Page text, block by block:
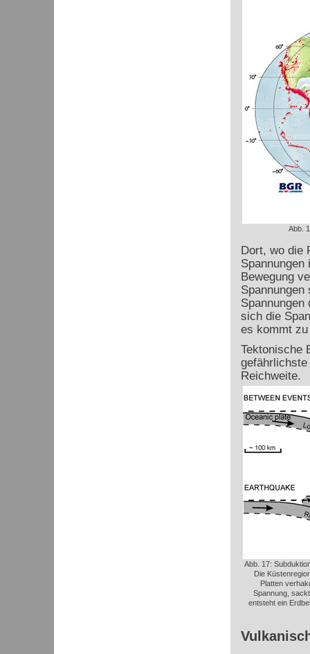
Abb.
Dort, wo die
Bewegung
sich die
es kommt
Tektonische
Reichweite.
Abb. 17:
Die
Platten
Spannung,
entsteht ein